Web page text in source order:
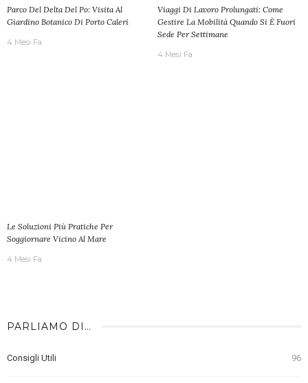
Parco Del Delta Del Po: Visita Al
Giardino Botanico Di Porto Caleri
4 Mesi Fa
Viaggi Di Lavoro Prolungati: Come
Gestire La Mobilità Quando Si È Fuori
Sede Per Settimane
4 Mesi Fa
Le Soluzioni Più Pratiche Per
Soggiornare Vicino Al Mare
4 Mesi Fa
PARLIAMO DI…
Consigli Utili 96